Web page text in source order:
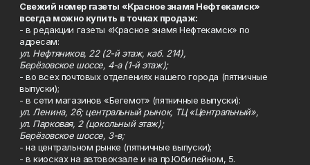
Свежий номер газеты «Красное знамя Нефтекамск»
всегда можно купить в точках продаж:
- в редакции газеты «Красное знамя Нефтекамск» по
адресам:
ул. Нефтяников, 22 (2-й этаж, каб. 214),
Берёзовское шоссе, 4-а (1-й этаж);
- во всех почтовых отделениях нашего города (пятничные
выпуски);
- в сети магазинов «Бегемот» (пятничные выпуски):
ул. Ленина, 26; центральный рынок, ТЦ «Центральный»,
ул. Парковая, 2 (цокольный этаж);
Берёзовское шоссе, 3-в;
- на центральном рынке (пятничные выпуски);
- в киосках на автовокзале и на пр.Юбилейном, 5.